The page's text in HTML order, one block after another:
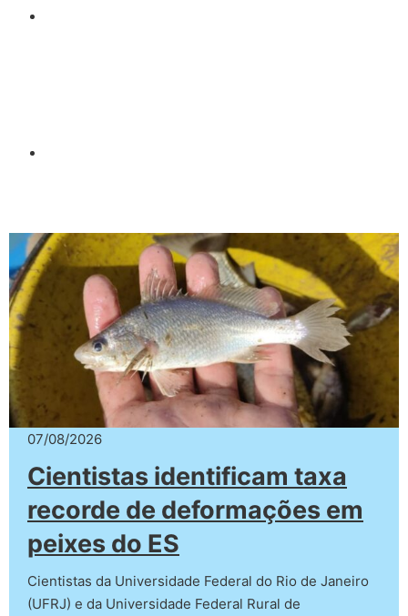
07/08/2026
Cientistas identificam taxa
recorde de deformações em
peixes do ES
Cientistas da Universidade Federal do Rio de Janeiro
(UFRJ) e da Universidade Federal Rural de